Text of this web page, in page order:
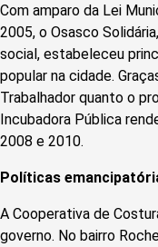
Com amparo da Lei
2005, o Osasco
social, estabeleceu
popular na cidade.
Trabalhador quanto o
Incubadora Pública
2008 e 2010.
Políticas
A Cooperativa de
governo. No bairro